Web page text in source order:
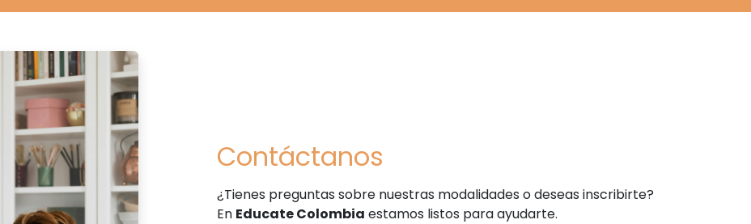
Contáctanos
¿Tienes preguntas sobre nuestras modalidades o deseas inscribirte?
En Educate Colombia estamos listos para ayudarte.